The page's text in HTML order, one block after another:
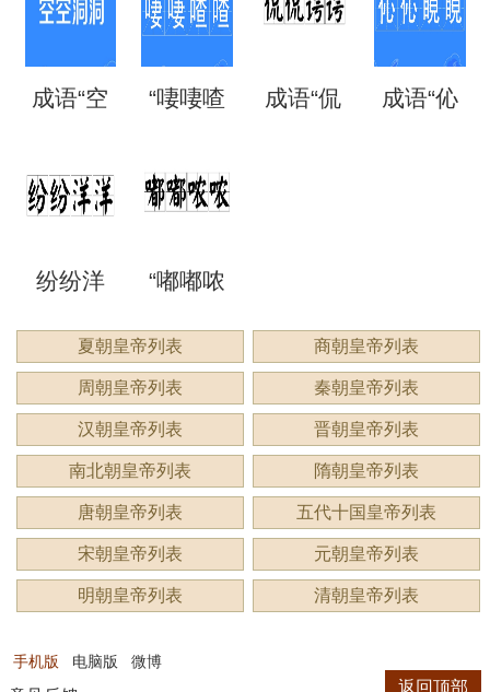
里？
读？用
来形容
语吗？
是什么
意思？
是什么 含义与
成语“空
洞”是什
么意
思？
“啛啛喳
是什么
意思？
成语“侃
思？用
来形容
什么？
成语“伈
什么意
思？
纷纷洋
洋：描
绘繁复
景象的
生动成
语
“嘟嘟哝
哝”是成
语吗？
用来形
容什
么？
夏朝皇帝列表 商朝皇帝列表
周朝皇帝列表 秦朝皇帝列表
汉朝皇帝列表 晋朝皇帝列表
南北朝皇帝列表 隋朝皇帝列表
唐朝皇帝列表 五代十国皇帝列表
宋朝皇帝列表 元朝皇帝列表
明朝皇帝列表 清朝皇帝列表
手机版 电脑版 微博
返回顶部